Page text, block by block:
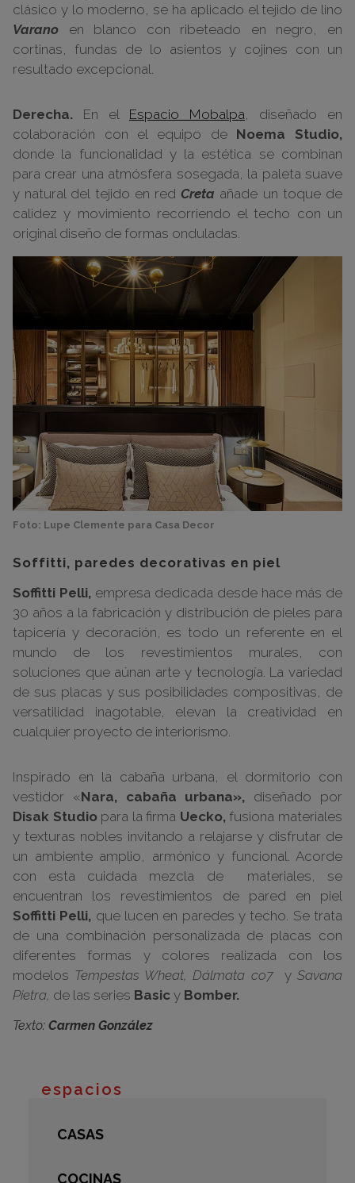
clásico y lo moderno, se ha aplicado el tejido de lino
Varano en blanco con ribeteado en negro, en
cortinas, fundas de lo asientos y cojines con un
resultado excepcional.
Derecha. En el Espacio Mobalpa , diseñado en
colaboración con el equipo de Noema Studio,
donde la funcionalidad y la estética se combinan
para crear una atmósfera sosegada, la paleta suave
y natural del tejido en redCreta añade un toque de
calidez y movimiento recorriendo el techo con un
original diseño de formas onduladas.
Foto: Lupe Clemente para Casa Decor
Soffitti, paredes decorativas en piel
Soffitti Pelli, empresa dedicada desde hace más de
30 años a la fabricación y distribución de pieles para
tapicería y decoración, es todo un referente en el
mundo de los revestimientos murales, con
soluciones que aúnan arte y tecnología. La variedad
de sus placas y sus posibilidades compositivas, de
versatilidad inagotable, elevan la creatividad en
cualquier proyecto de interiorismo.
Inspirado en la cabaña urbana, el dormitorio con
vestidor «Nara, cabaña urbana», diseñado por
Disak Studiopara la firma Uecko,fusiona materiales
y texturas nobles invitando a relajarse y disfrutar de
un ambiente amplio, armónico y funcional. Acorde
con esta cuidada mezcla de materiales, se
encuentran los revestimientos de pared en piel
Soffitti Pelli, que lucen en paredes y techo. Se trata
de una combinación personalizada de placas con
diferentes formas y colores realizada con los
modelos Tempestas Wheat, Dálmata co7 ySavana
Pietra, de las series Basic y Bomber.
Texto: Carmen González
espacios
CASAS
COCINAS